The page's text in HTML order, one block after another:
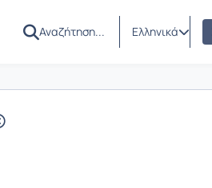
Ελληνικά